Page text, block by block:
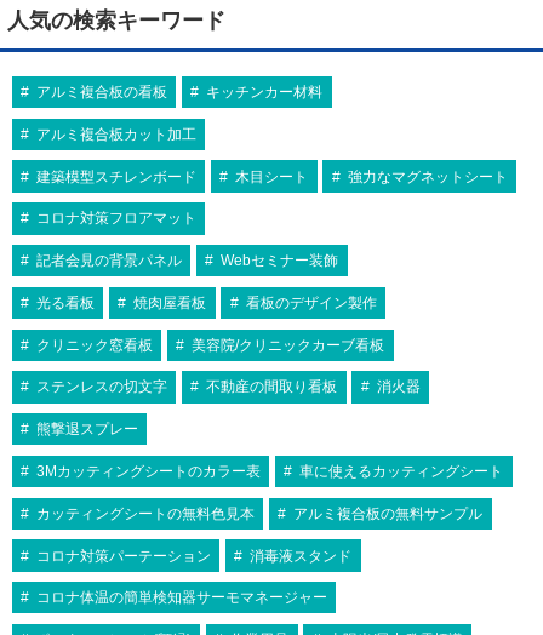
人気の検索キーワード
アルミ複合板の看板 キッチンカー材料
アルミ複合板カット加工
建築模型スチレンボード 木目シート 強力なマグネットシート
コロナ対策フロアマット
記者会見の背景パネル Webセミナー装飾
光る看板 焼肉屋看板 看板のデザイン製作
クリニック窓看板 美容院/クリニックカーブ看板
ステンレスの切文字 不動産の間取り看板 消火器
熊撃退スプレー
3Mカッティングシートのカラー表 車に使えるカッティングシート
カッティングシートの無料色見本 アルミ複合板の無料サンプル
コロナ対策パーテーション 消毒液スタンド
コロナ体温の簡単検知器サーモマネージャー